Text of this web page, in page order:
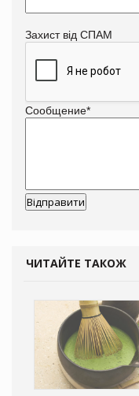
Захист від СПАМ
Сообщение*
ЧИТАЙТЕ ТАКОЖ